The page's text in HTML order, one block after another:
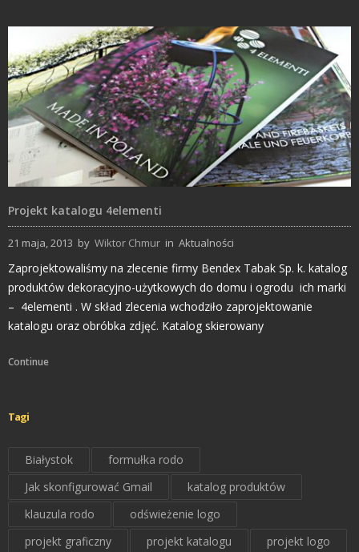
Projekt katalogu 4elementi
21 maja, 2013 by Wiktor Chmur in Aktualności
Zaprojektowaliśmy na zlecenie firmy Bendex Tabak Sp. k. katalog
produktów dekoracyjno-użytkowych do domu i ogrodu ich marki
– 4elementi . W skład zlecenia wchodziło zaprojektowanie
katalogu oraz obróbka zdjęć. Katalog skierowany
Continue
Tagi
Białystok
formułka rodo
Jak skonfigurować Gmail
katalog produktów
klauzula rodo
odświeżenie logo
projekt graficzny
projekt katalogu projekt logo